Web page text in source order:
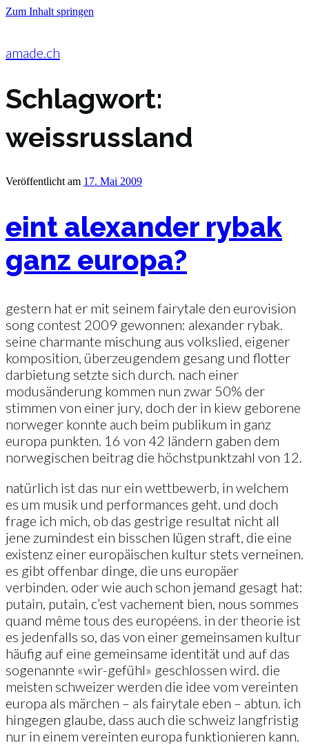
Zum Inhalt springen
amade.ch
Schlagwort:
weissrussland
Veröffentlicht am 17. Mai 2009
eint alexander rybak
ganz europa?
gestern hat er mit seinem fairytale den eurovision
song contest 2009 gewonnen: alexander rybak.
seine charmante mischung aus volkslied, eigener
komposition, überzeugendem gesang und flotter
darbietung setzte sich durch. nach einer
modusänderung kommen nun zwar 50% der
stimmen von einer jury, doch der in kiew geborene
norweger konnte auch beim publikum in ganz
europa punkten. 16 von 42 ländern gaben dem
norwegischen beitrag die höchstpunktzahl von 12.
natürlich ist das nur ein wettbewerb, in welchem
es um musik und performances geht. und doch
frage ich mich, ob das gestrige resultat nicht all
jene zumindest ein bisschen lügen straft, die eine
existenz einer europäischen kultur stets verneinen.
es gibt offenbar dinge, die uns europäer
verbinden. oder wie auch schon jemand gesagt hat:
putain, putain, c’est vachement bien, nous sommes
quand même tous des européens. in der theorie ist
es jedenfalls so, das von einer gemeinsamen kultur
häufig auf eine gemeinsame identität und auf das
sogenannte «wir-gefühl» geschlossen wird. die
meisten schweizer werden die idee vom vereinten
europa als märchen – als fairytale eben – abtun. ich
hingegen glaube, dass auch die schweiz langfristig
nur in einem vereinten europa funktionieren kann.